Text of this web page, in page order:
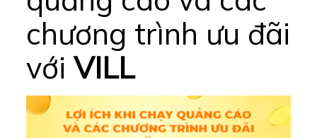
chương trình ưu đãi
vớiVILL